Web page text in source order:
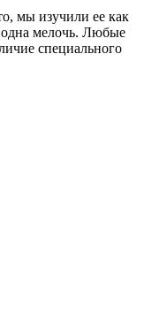
мы изучили ее как
одна мелочь. Любые
специального